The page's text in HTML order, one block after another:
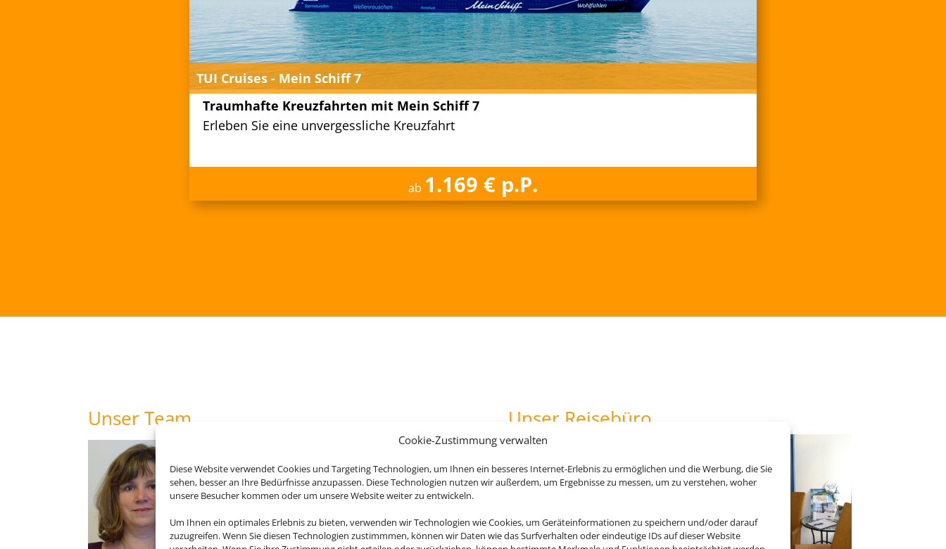
Cookie-Zustimmung verwalten
Diese Website verwendet Cookies und Targeting Technologien, um Ihnen ein besseres Internet-Erlebnis zu ermöglichen und die Werbung, die Sie
sehen, besser an Ihre Bedürfnisse anzupassen. Diese Technologien nutzen wir außerdem, um Ergebnisse zu messen, um zu verstehen, woher
unsere Besucher kommen oder um unsere Website weiter zu entwickeln.
Um Ihnen ein optimales Erlebnis zu bieten, verwenden wir Technologien wie Cookies, um Geräteinformationen zu speichern und/oder darauf
zuzugreifen. Wenn Sie diesen Technologien zustimmmen, können wir Daten wie das Surfverhalten oder eindeutige IDs auf dieser Website
TUI Cruises - Mein Schiff 7
Traumhafte Kreuzfahrten mit Mein Schiff 7
Erleben Sie eine unvergessliche Kreuzfahrt
ab 1.169 € p.P.
Unser Team
Claudia ist seit 27 Jahren in der Reisebranche
tätig. Sie bereiste viele Länder rund um die Welt.
Unser Reisebüro